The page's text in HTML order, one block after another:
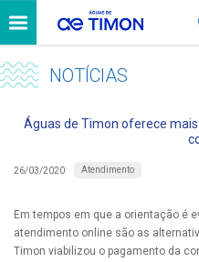
NOTÍCIAS
Águas de Timon oferece
26/03/2020 Atendimento
Em tempos em que a orientação é
atendimento online são as
Timon viabilizou o pagamento da